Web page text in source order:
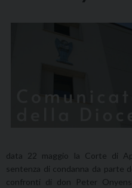
data 22 maggio la Corte di
sentenza di condanna da parte
confronti di don Peter